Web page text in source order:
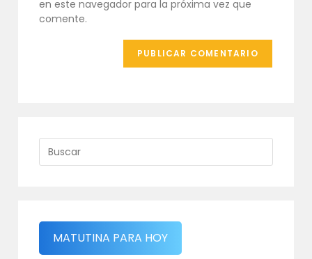
(opcional)
en este navegador para la próxima vez que
comente.
MATUTINA PARA HOY